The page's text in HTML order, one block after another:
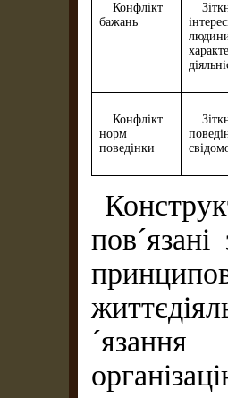
Конфлікт
бажань
Конфлікт
норм
поведінки
´язання